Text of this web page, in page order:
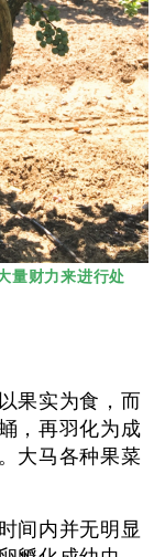
量财力来进行处
果实为食，而
，再羽化为成
大马各种果菜
间内并无明显